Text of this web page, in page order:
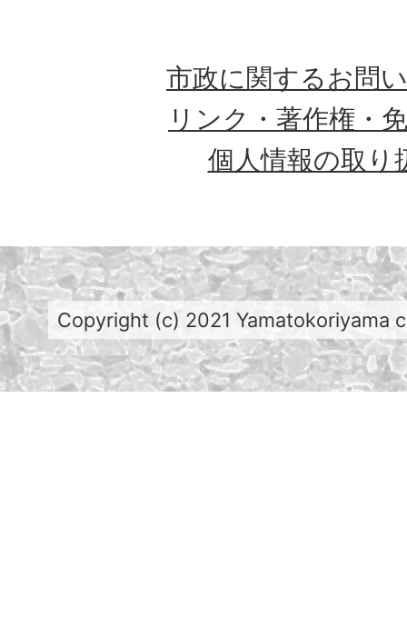
市政に関するお問
リンク・著作権・
個人情報の取り
Copyright (c) 2021 Yamatokoriyama